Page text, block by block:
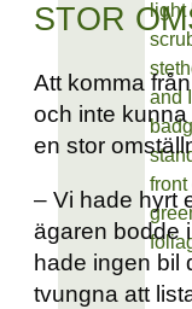
STOR
Att komma
och inte
en stor
– Vi hade hyrt
ägaren bodde
hade ingen bil
tvungna att